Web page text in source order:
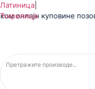
Латиница
Ћирилицакуповине